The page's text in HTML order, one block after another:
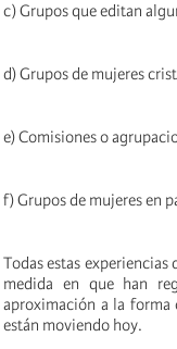
c) Grupos que editan
d) Grupos de mujeres
e) Comisiones o
f) Grupos de mujeres en
Todas estas
medida en que han
aproximación a la forma
están moviendo hoy.